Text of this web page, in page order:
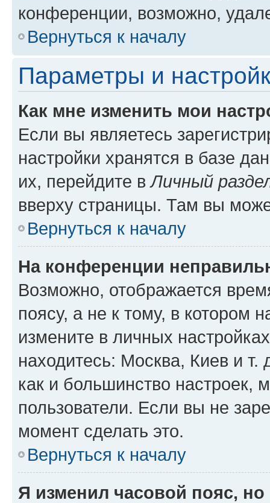
конференции, возможно,
Вернуться к началу
Параметры и
Как мне изменить мои
Если вы являетесь
настройки хранятся в базе
их, перейдите вЛичный
вверху страницы. Там вы
Вернуться к началу
На конференции
Возможно, отображается
поясу, а не к тому, в котором
измените в личных
находитесь: Москва, Киев и т.
как и большинство настроек,
пользователи. Если вы не
момент сделать это.
Вернуться к началу
Я изменил часовой пояс,